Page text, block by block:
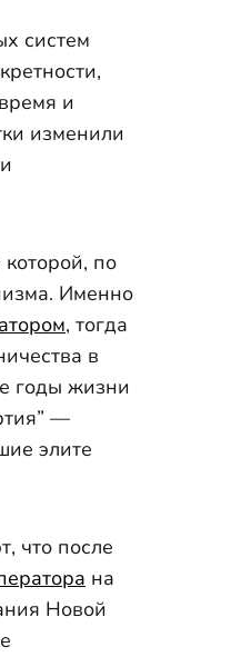
систем
и
изменили
по
Именно
, тогда
в
годы жизни
—
элите
что после
на
Новой